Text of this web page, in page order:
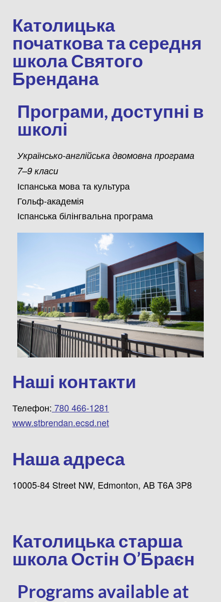
Католицька
початкова та середня
школа Святого
Брендана
Програми, доступні в
школі
Українсько-англійська двомовна програма
7–9 класи
Іспанська мова та культура
Гольф-академія
Іспанська білінгвальна програма
Наші контакти
Телефон: 780 466-1281
www.stbrendan.ecsd.net
Наша адреса
10005-84 Street NW, Edmonton, AB T6A 3P8
Католицька старша
школа Остін О’Браєн
Programs available at